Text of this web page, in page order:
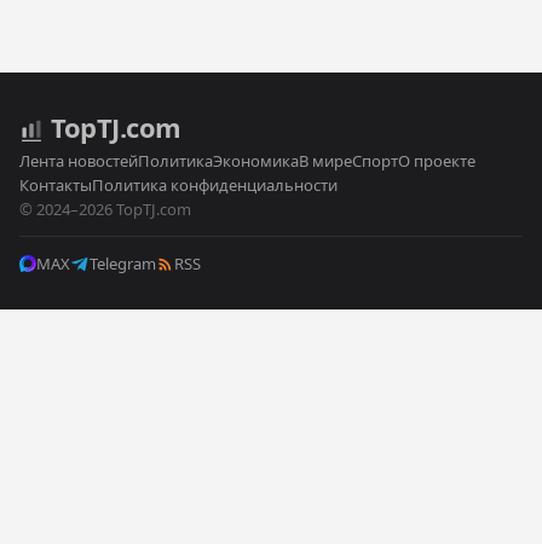
TopTJ.com
Лента новостейПолитикаЭкономикаВ миреСпортО проекте
КонтактыПолитика конфиденциальности
© 2024–2026 TopTJ.com
MAX Telegram RSS